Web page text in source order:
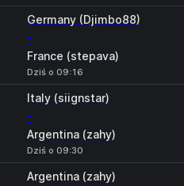
Germany (Djimbo88)
-
France (stepava)
Dziś o 09:16
Italy (siignstar)
-
Argentina (zahy)
Dziś o 09:30
Argentina (zahy)